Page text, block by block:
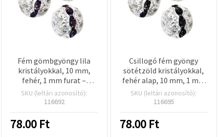
Fém gömbgyöngy lila
kristályokkal, 10 mm,
fehér, 1 mm furat –
ezüstszínű, dekoratív
gyöngy
SKU (leltári azonosító):
116692
78.00 Ft
Csillogó fém gyöngy
sötétzöld kristályokkal,
fehér alap, 10 mm, 1 mm
furat
SKU (leltári azonosító):
116695
78.00 Ft